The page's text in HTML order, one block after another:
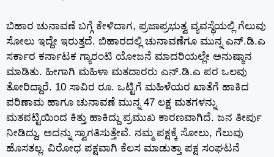
ಬಿಹಾರ ಚುನಾವಣೆ ಬಗ್ಗೆ ಕೇಳಿದಾಗ, ಪ್ರಜಾಪ್ರಭುತ್ವ ವ್ಯವಸ್ಥೆಯಲ್ಲಿ ಗೆಲುವು
ಸೋಲು ಇದ್ದೇ ಇರುತ್ತದೆ. ಬಿಹಾರದಲ್ಲಿ ಚುನಾವಣೆಗೂ ಮುನ್ನ ಎನ್.ಡಿ.ಎ
ಸರ್ಕಾರ ಕರ್ನಾಟಕ ಗ್ಯಾರಂಟಿ ಯೋಜನೆ ಮಾದರಿಯಲ್ಲೇ ಅನುಷ್ಠಾನ
ಮಾಡಿತು. ಹೀಗಾಗಿ ಮಹಿಳಾ ಮತದಾರರು ಎನ್.ಡಿ.ಎ ಪರ ಒಲವು
ತೋರಿದ್ದಾರೆ. 10 ಸಾವಿರ ರೂ. ಒಟ್ಟಿಗೆ ಮಹಿಳೆಯರ ಖಾತೆಗೆ ಹಾಕಿದ
ಪರಿಣಾಮ ಹಾಗೂ ಚುನಾವಣೆ ಮುನ್ನ 47 ಲಕ್ಷ ಮತಗಳನ್ನು
ಮತಪಟ್ಟಿಯಿಂದ ಕಿತ್ತು ಹಾಕಿದ್ದು ಪ್ರಮುಖ ಕಾರಣವಾಗಿದೆ. ಜನ ತೀರ್ಪು
ನೀಡಿದ್ದು, ಅದನ್ನು ಸ್ವಾಗತಿಸುತ್ತೇವೆ. ನಮ್ಮ ಪಕ್ಷಕ್ಕೆ ಸೋಲು, ಗೆಲುವು
ಹೊಸತಲ್ಲ. ವಿರೋಧ ಪಕ್ಷವಾಗಿ ಕೆಲಸ ಮಾಡುತ್ತಾ ಪಕ್ಷ ಸಂಘಟನೆ